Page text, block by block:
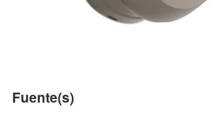
Fuente(s)